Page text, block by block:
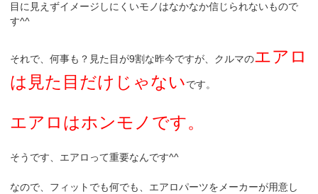
目に見えずイメージしにくいモノはなかなか信じられないもので
す^^
それで、何事も？見た目が9割な昨今ですが、クルマのエアロ
は見た目だけじゃないです。
エアロはホンモノです。
そうです、エアロって重要なんです^^
なので、フィットでも何でも、エアロパーツをメーカーが用意し